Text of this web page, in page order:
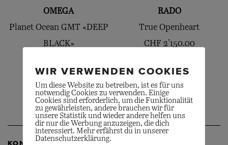
OMEGA
Planet Ocean GMT «DEEP
BLACK»
RADO
True Openheart
CHF 2'150.00
KONTAKT
WIR VERWENDEN COOKIES
Um diese Website zu betreiben, ist es für uns
notwendig Cookies zu verwenden. Einige
Cookies sind erforderlich, um die Funktionalität
zu gewährleisten, andere brauchen wir für
unsere Statistik und wieder andere helfen uns
dir nur die Werbung anzuzeigen, die dich
interessiert. Mehr erfährst du in unserer
Datenschutzerklärung.